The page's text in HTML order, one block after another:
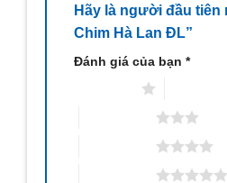
Hãy là người đầu tiên
Chim Hà Lan ĐL”
Đánh giá của bạn *